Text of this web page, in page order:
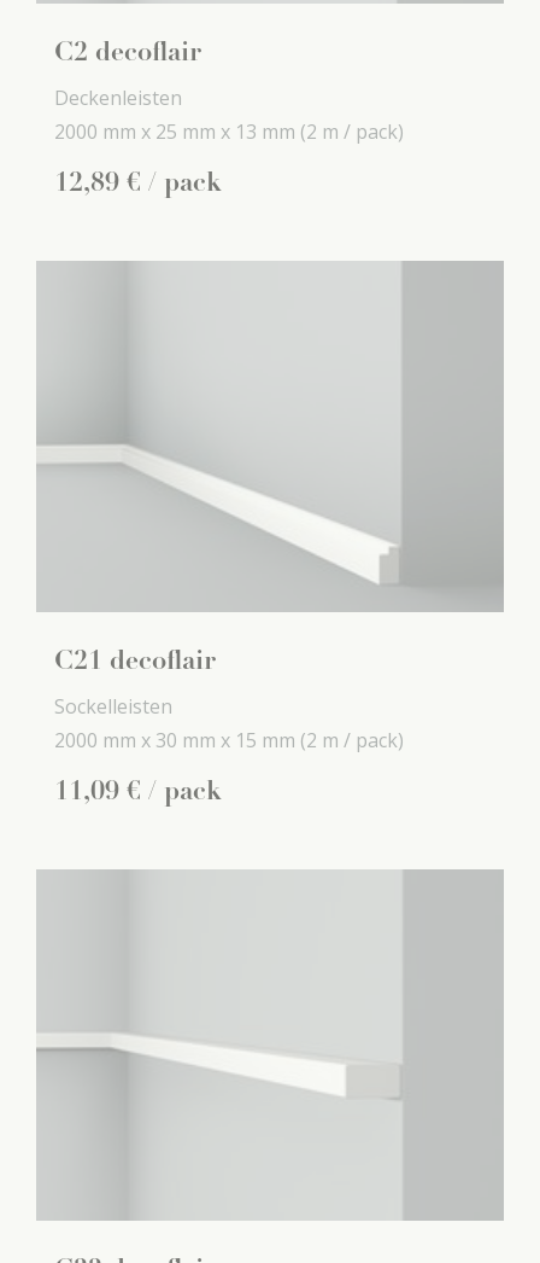
C2 decoflair
Deckenleisten
2000 mm x 25 mm x 13 mm (2 m / pack)
12,89 € / pack
C21 decoflair
Sockelleisten
2000 mm x 30 mm x 15 mm (2 m / pack)
11,09 € / pack